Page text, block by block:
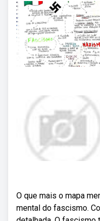
O que mais o mapa
mental do fascismo.